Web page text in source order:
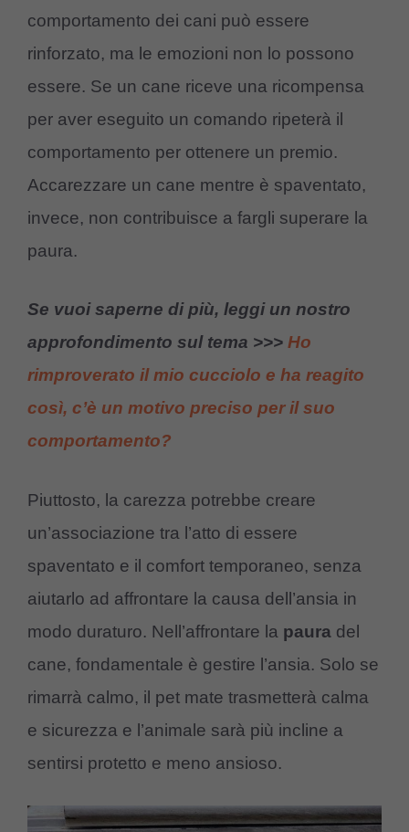
comportamento dei cani può essere
rinforzato, ma le emozioni non lo possono
essere. Se un cane riceve una ricompensa
per aver eseguito un comando ripeterà il
comportamento per ottenere un premio.
Accarezzare un cane mentre è spaventato,
invece, non contribuisce a fargli superare la
paura.
Se vuoi saperne di più, leggi un nostro
approfondimento sul tema >>> Ho
rimproverato il mio cucciolo e ha reagito
così, c’è un motivo preciso per il suo
comportamento?
Piuttosto, la carezza potrebbe creare
un’associazione tra l’atto di essere
spaventato e il comfort temporaneo, senza
aiutarlo ad affrontare la causa dell’ansia in
modo duraturo. Nell’affrontare la paura del
cane, fondamentale è gestire l’ansia. Solo se
rimarrà calmo, il pet mate trasmetterà calma
e sicurezza e l’animale sarà più incline a
sentirsi protetto e meno ansioso.